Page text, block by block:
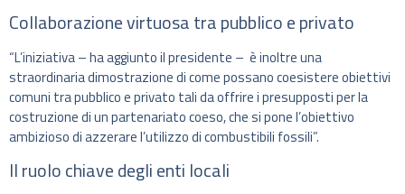
Collaborazione virtuosa tra pubblico e privato
“L’iniziativa – ha aggiunto il presidente – è inoltre una
straordinaria dimostrazione di come possano coesistere obiettivi
comuni tra pubblico e privato tali da offrire i presupposti per la
costruzione di un partenariato coeso, che si pone l’obiettivo
ambizioso di azzerare l’utilizzo di combustibili fossili”.
Il ruolo chiave degli enti locali